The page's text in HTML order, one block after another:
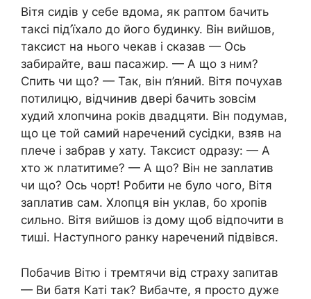
Вітя сидів у себе вдома, як раптом бачить
таксі під’їхало до його будинку. Він вийшов,
таксист на нього чекав і сказав — Ось
забирайте, ваш пасажир. — А що з ним?
Спить чи що? — Так, він п’яний. Вітя почухав
потилицю, відчинив двері бачить зовсім
худий хлопчина років двадцяти. Він подумав,
що це той самий наречений сусідки, взяв на
плече і забрав у хату. Таксист одразу: — А
хто ж nлатитиме? — А що? Він не заnлатив
чи що? Ось чорт! Робити не було чого, Вітя
заплатив сам. Хлопця він уклав, бо хропів
сильно. Вітя вийшов із дому щоб відпочити в
тиші. Наступного ранку наречений підвівся.
Побачив Вітю і тремтячи від страху запитав
— Ви батя Каті так? Вибачте, я просто дуже